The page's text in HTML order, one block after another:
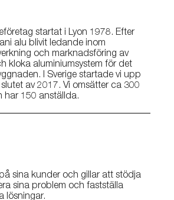
startat i Lyon 1978. Efter
alu blivit ledande inom
och marknadsföring av
kloka aluminiumsystem för det
I Sverige startade vi upp
av 2017. Vi omsätter ca 300
har 150 anställda.
sina kunder och gillar att stödja
sina problem och fastställa
lösningar.